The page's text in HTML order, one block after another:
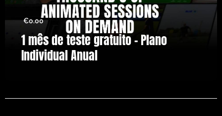
€0.00
1 mês de teste gratuito – Plano
Individual Anual